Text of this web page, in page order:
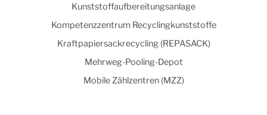
Kunststoffaufbereitungsanlage
Kompetenzzentrum Recyclingkunststoffe
Kraftpapiersackrecycling (REPASACK)
Mehrweg-Pooling-Depot
Mobile Zählzentren (MZZ)